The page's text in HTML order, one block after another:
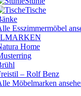
Tische
Esszimmermöbel
Home
– Rolf Benz
Möbelmarken